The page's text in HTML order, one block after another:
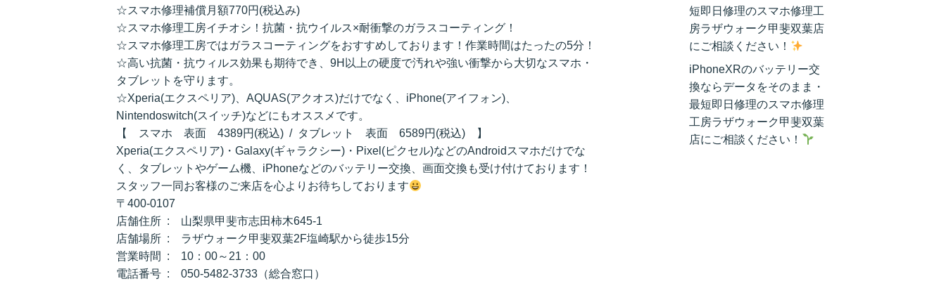
☆スマホ修理補償月額770円(税込み)
☆スマホ修理工房イチオシ！抗菌・抗ウイルス×耐衝撃のガラスコーティング！
☆スマホ修理工房ではガラスコーティングをおすすめしております！作業時間はたったの5分！
☆高い抗菌・抗ウィルス効果も期待でき、9H以上の硬度で汚れや強い衝撃から大切なスマホ・
タブレットを守ります。
☆Xperia(エクスペリア)、AQUAS(アクオス)だけでなく、iPhone(アイフォン)、
Nintendoswitch(スイッチ)などにもオススメです。
【 スマホ 表面 4389円(税込) / タブレット 表面 6589円(税込) 】
Xperia(エクスペリア)・Galaxy(ギャラクシー)・Pixel(ピクセル)などのAndroidスマホだけでな
く、タブレットやゲーム機、iPhoneなどのバッテリー交換、画面交換も受け付けております！
スタッフ一同お客様のご来店を心よりお待ちしております
〒400-0107
店舗住所 : 山梨県甲斐市志田柿木645-1
店舗場所 : ラザウォーク甲斐双葉2F塩崎駅から徒歩15分
営業時間 : 10：00～21：00
電話番号 : 050-5482-3733（総合窓口）
短即日修理のスマホ修理工
房ラザウォーク甲斐双葉店
にご相談ください！
iPhoneXRのバッテリー交
換ならデータをそのまま・
最短即日修理のスマホ修理
工房ラザウォーク甲斐双葉
店にご相談ください！